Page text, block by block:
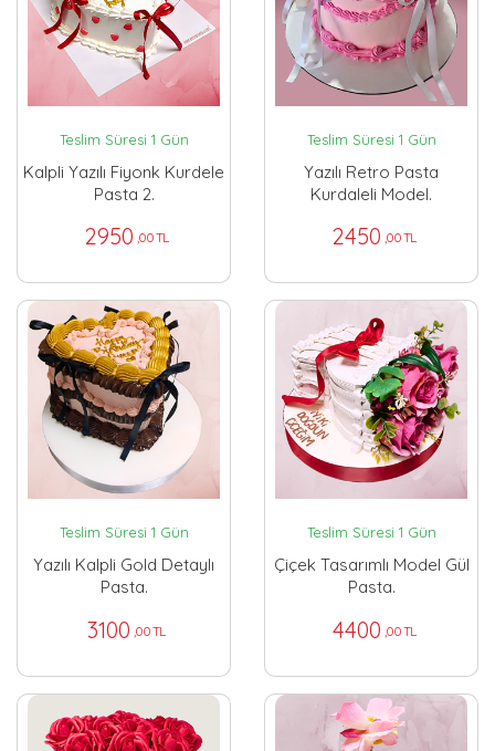
Teslim Süresi 1 Gün
Kalpli Yazılı Fiyonk Kurdele
Pasta 2.
2950 ,00 TL
Teslim Süresi 1 Gün
Yazılı Retro Pasta
Kurdaleli Model.
2450 ,00 TL
Teslim Süresi 1 Gün
Yazılı Kalpli Gold Detaylı
Pasta.
3100 ,00 TL
Teslim Süresi 1 Gün
Çiçek Tasarımlı Model Gül
Pasta.
4400 ,00 TL